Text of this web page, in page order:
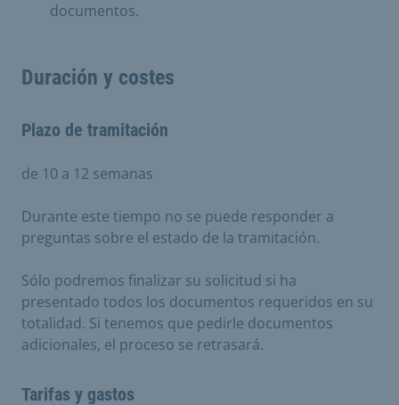
documentos.
Duración y costes
Plazo de tramitación
de 10 a 12 semanas
Durante este tiempo no se puede responder a
preguntas sobre el estado de la tramitación.
Sólo podremos finalizar su solicitud si ha
presentado todos los documentos requeridos en su
totalidad. Si tenemos que pedirle documentos
adicionales, el proceso se retrasará.
Tarifas y gastos